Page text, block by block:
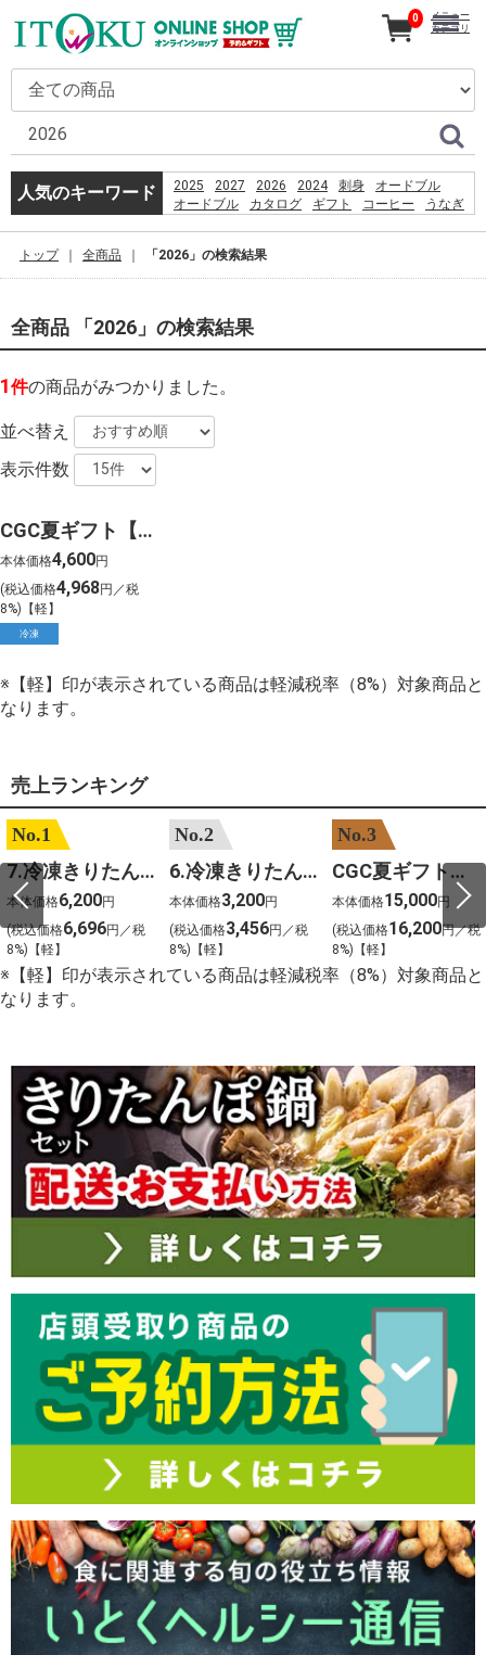
人気のキーワード 2025 2027 2026 2024 刺身
オードブル
オードブル
カタログ ギフト コーヒー
うなぎ
%D9%82%D8%B4%D9%85
%D8%B3%D8%A7%D8%AD%D9%84
%D8%B4%D9%86%D8%A7
%D8%A8%D8%A7%D9%86%D9%88%D8%A7%D9%86
%D8%AF%D8%A7%D8%B1%D8%AF%D8%9F
PlayStation 3 Wi-Fi Antenna Replacement
%E5%B8%83
0
メニュー
カテゴリ
トップ 全商品 「2026」の検索結果
全商品 「2026」の検索結果
1件の商品がみつかりました。
並べ替え
表示件数
CGC夏ギフト【1406】マルガー 受賞・まるごと能登ジェラート2026(8個)
本体価格4,600円
(税込価格4,968円／税
8%)【軽】
冷凍
※【軽】印が表示されている商品は軽減税率（8%）対象商品と
なります。
売上ランキング
No.1
7.冷凍きりたんぽセットM 野菜なし 4人前
本体価格6,200円
(税込価格6,696円／税
8%)【軽】
No.2
6.冷凍きりたんぽセットＳ 野菜なし 2人前
本体価格3,200円
(税込価格3,456円／税
8%)【軽】
No.3
CGC夏ギフト【1101】和牛苑 神戸牛・三田和牛食べ比べ(680g)
本体価格15,000円
(税込価格16,200円／税
8%)【軽】
※【軽】印が表示されている商品は軽減税率（8%）対象商品と
なります。